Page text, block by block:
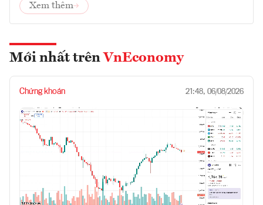
Xem thêm
Mới nhất trên VnEconomy
Chứng khoán 21:48, 06/08/2026